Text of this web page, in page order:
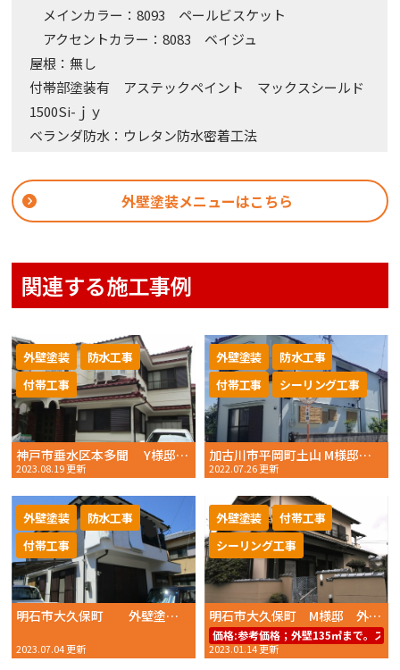
メインカラー：8093 ペールビスケット
アクセントカラー：8083 ベイジュ
屋根：無し
付帯部塗装有 アステックペイント マックスシールド
1500Si-ｊｙ
ベランダ防水：ウレタン防水密着工法
外壁塗装メニューはこちら
関連する施工事例
神戸市垂水区本多聞 Y様邸 外壁塗装・ベランダ防水工事 2023年 6月初旬完工 おかちゃんペイント
2023.08.19 更新
外壁塗装
防水工事
付帯工事
加古川市平岡町土山 M様邸 外壁塗装 2022年6月完工 おかちゃんペイント
2022.07.26 更新
外壁塗装
防水工事
付帯工事
シーリング工事
明石市大久保町 外壁塗装工事・ベランダ防水工事 2023年４月完工 おかちゃんペイントです。
2023.07.04 更新
外壁塗装
防水工事
付帯工事
明石市大久保町 M様邸 外壁塗装 2022年12月完工 おかちゃんペイント
価格:参考価格；外壁135㎡まで。ス
2023.01.14 更新
外壁塗装
付帯工事
シーリング工事